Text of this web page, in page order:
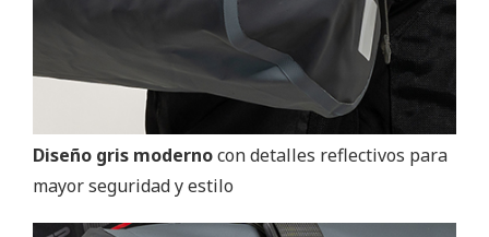
Diseño gris modernocon detalles reflectivos para
mayor seguridad y estilo